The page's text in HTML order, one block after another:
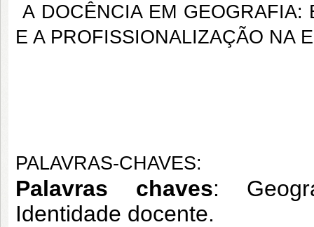
A DOCÊNCIA EM GEOGRAFIA:
E A PROFISSIONALIZAÇÃO NA
PALAVRAS-CHAVES:
Palavras chaves:
Identidade docente.